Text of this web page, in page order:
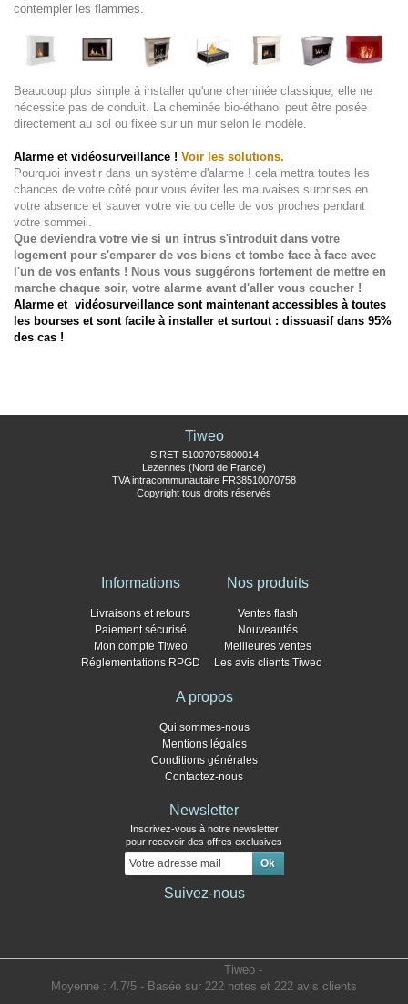
contempler les flammes.
Beaucoup plus simple à installer qu'une cheminée classique, elle ne
nécessite pas de conduit. La cheminée bio-éthanol peut être posée
directement au sol ou fixée sur un mur selon le modèle.
Alarme et vidéosurveillance ! Voir les solutions.
Pourquoi investir dans un système d'alarme ! cela mettra toutes les
chances de votre côté pour vous éviter les mauvaises surprises en
votre absence et sauver votre vie ou celle de vos proches pendant
votre sommeil.
Que deviendra votre vie si un intrus s'introduit dans votre
logement pour s'emparer de vos biens et tombe face à face avec
l'un de vos enfants ! Nous vous suggérons fortement de mettre en
marche chaque soir, votre alarme avant d'aller vous coucher !
Alarme et vidéosurveillance sont maintenant accessibles à toutes
les bourses et sont facile à installer et surtout : dissuasif dans 95%
des cas !
Tiweo
SIRET 51007075800014
Lezennes (Nord de France)
TVA intracommunautaire FR38510070758
Copyright tous droits réservés
Informations
Livraisons et retours
Paiement sécurisé
Mon compte Tiweo
Réglementations RPGD
Nos produits
Ventes flash
Nouveautés
Meilleures ventes
Les avis clients Tiweo
A propos
Qui sommes-nous
Mentions légales
Conditions générales
Contactez-nous
Newsletter
Inscrivez-vous à notre newsletter
pour recevoir des offres exclusives
Suivez-nous
Tiweo -
Moyenne : 4.7/5 - Basée sur 222 notes et 222 avis clients